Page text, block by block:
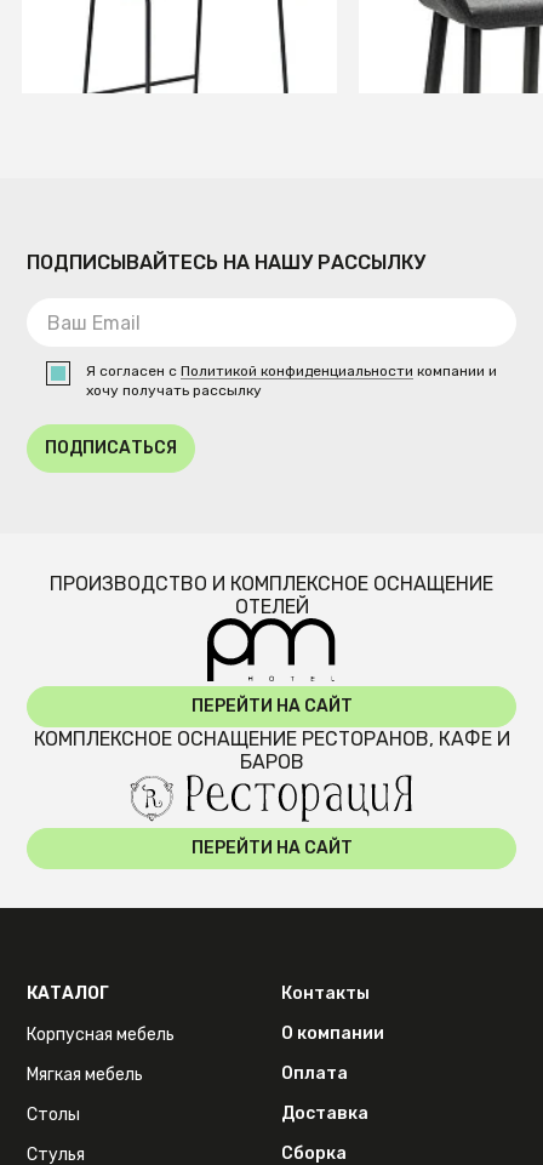
В КОРЗИНУ В
ПОДПИСЫВАЙТЕСЬ НА НАШУ РАССЫЛКУ
Я согласен сПолитикой конфиденциальности компании и
хочу получать рассылку
ПОДПИСАТЬСЯ
ПРОИЗВОДСТВО И КОМПЛЕКСНОЕ ОСНАЩЕНИЕ
ОТЕЛЕЙ
ПЕРЕЙТИ НА САЙТ
КОМПЛЕКСНОЕ ОСНАЩЕНИЕ РЕСТОРАНОВ, КАФЕ И
БАРОВ
ПЕРЕЙТИ НА САЙТ
КАТАЛОГ
Корпусная мебель
Мягкая мебель
Столы
Стулья
Контакты
О компании
Оплата
Доставка
Сборка